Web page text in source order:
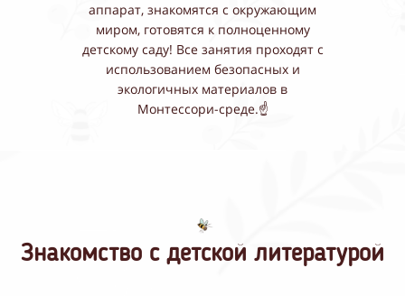
аппарат, знакомятся с окружающим
миром, готовятся к полноценному
детскому саду! Все занятия проходят с
использованием безопасных и
экологичных материалов в
Монтессори-среде.☝️
Знакомство с детской литературой